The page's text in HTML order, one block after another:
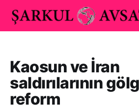
Kaosun ve İran
saldırılarının
reform